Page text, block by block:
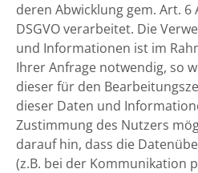
deren Abwicklung gem. Art. 6
DSGVO verarbeitet. Die
und Informationen ist im
Ihrer Anfrage notwendig, so
dieser für den
dieser Daten und
Zustimmung des Nutzers
darauf hin, dass die
(z.B. bei der Kommunikation